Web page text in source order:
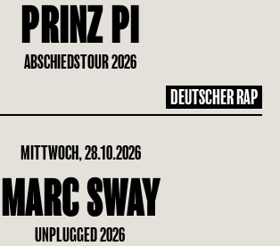
PRINZ PI
ABSCHIEDSTOUR 2026
DEUTSCHER RAP
MITTWOCH, 28.10.2026
MARC SWAY
UNPLUGGED 2026